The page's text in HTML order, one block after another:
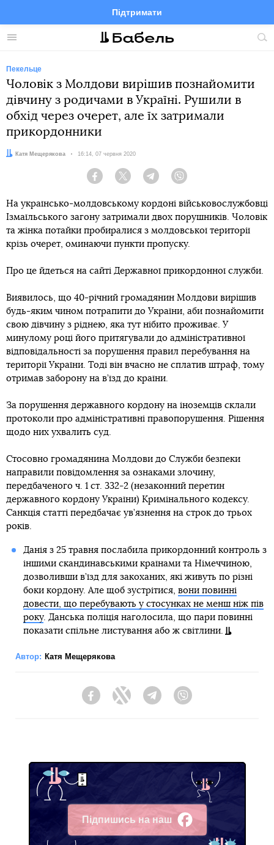
Меню
Підтримати
FacebookTelegramTwitter
Пекельце
Чоловік з Молдови вирішив познайомити
дівчину з родичами в Україні. Рушили в
обхід через очерет, але їх затримали
прикордонники
Автор:Катя Мещерякова Дата:
16:14, 07 червня 2020
Facebook Twitter Telegram
На українсько-молдовському кордоні військовослужбовці
Ізмаїльського загону затримали двох порушників. Чоловік
та жінка потайки пробиралися з молдовської території
крізь очерет, оминаючи пункти пропуску.
Про це йдеться на сайті Державної прикордонної служби.
Виявилось, що 40-річний громадянин Молдови вирішив
будь-яким чином потрапити до України, аби познайомити
свою дівчину з ріднею, яка тут нібито проживає. У
минулому році його притягували до адміністративної
відповідальності за порушення правил перебування на
території України. Тоді він вчасно не сплатив штраф, тому
отримав заборону на в’їзд до країни.
За порушення державного кордону на іноземців склали
протоколи про адміністративні правопорушення. Рішення
щодо них ухвалить суд.
Стосовно громадянина Молдови до Служби безпеки
направили повідомлення за ознаками злочину,
передбаченого ч. 1 ст. 332-2 (незаконний перетин
державного кордону України) Кримінального кодексу.
Санкція статті передбачає ув’язнення на строк до трьох
років.
Данія з 25 травня послабила прикордонний контроль з
іншими скандинавськими країнами та Німеччиною,
дозволивши в’їзд для закоханих, які живуть по різні
боки кордону. Але щоб зустрітися, вони повинні
довести, що перебувають у стосунках не менш ніж пів
року. Данська поліція наголосила, що пари повинні
показати спільне листування або ж світлини.
Автор: Катя Мещерякова
FacebookTwitter Telegram
Підпишись на наш
Facebook